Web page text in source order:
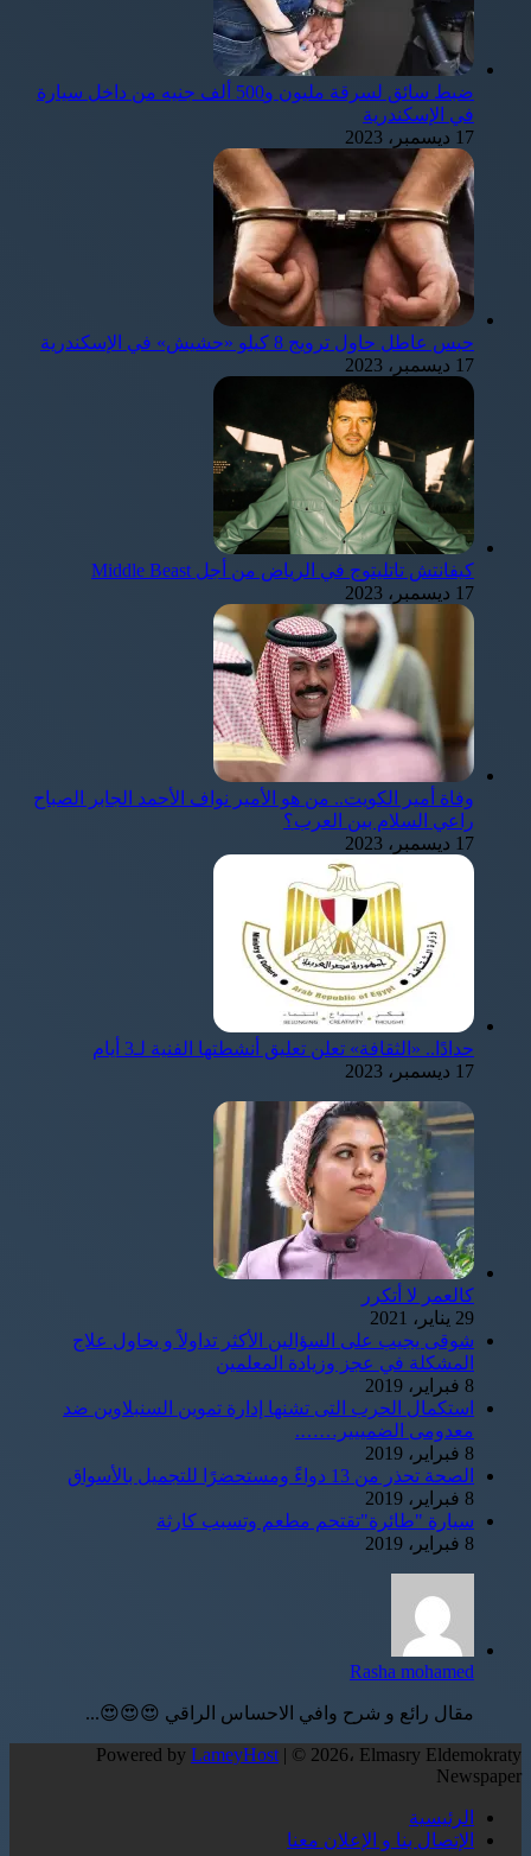
ضبط سائق لسرقة مليون و500 ألف جنيه من داخل سيارة
في الإسكندرية
17 ديسمبر، 2023
حبس عاطل حاول ترويج 8 كيلو «حشيش» في الإسكندرية
17 ديسمبر، 2023
كيفانتش تاتليتوج في الرياض من أجل Middle Beast
17 ديسمبر، 2023
وفاة أمير الكويت.. من هو الأمير نواف الأحمد الجابر الصباح
راعي السلام بين العرب؟
17 ديسمبر، 2023
حدادًا.. «الثقافة» تعلن تعليق أنشطتها الفنية لـ3 أيام
17 ديسمبر، 2023
كالعمر لا أتكرر
29 يناير، 2021
شوقى يجيب على السؤالين الأكثر تداولاً و يحاول علاج
المشكلة في عجز وزيادة المعلمين
8 فبراير، 2019
استكمال الحرب التى تشنها إدارة تموين السنبلاوين ضد
معدومى الضمييير…….
8 فبراير، 2019
الصحة تحذر من 13 دواءً ومستحضرًا للتجميل بالأسواق
8 فبراير، 2019
سيارة "طائرة"تقتحم مطعم وتسبب كارثة
8 فبراير، 2019
Rasha mohamed
مقال رائع و شرح وافي الاحساس الراقي 😍😍😍...
Powered by LameyHost | © 2026، Elmasry Eldemokraty
Newspaper
الرئيسية
الإتصال بنا و الإعلان معنا